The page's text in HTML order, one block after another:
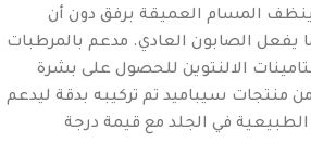
المسام العميقة برفق دون أن
الصابون العادي. مدعم بالمرطبات
الالنتوين للحصول على بشرة
منتجات سيباميد تم تركيبه بدقة ليدعم
في الجلد مع قيمة درجة